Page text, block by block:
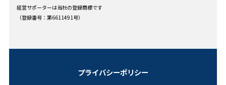
経営サポーターは当社の登録商標です
（登録番号：第6611491号）
プライバシーポリシー